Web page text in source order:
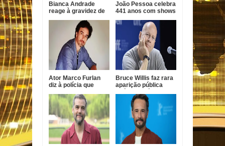
Bianca Andrade
reage à gravidez de
já ama o bebê
João Pessoa celebra
441 anos com shows
da Mata, Roupa Nova
e Fábio Jr.
Ator Marco Furlan
diz à polícia que
com namorada após
prisão por estupro
de vulnerável
Bruce Willis faz rara
aparição pública
demência